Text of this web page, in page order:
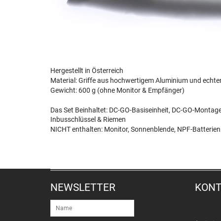
Hergestellt in Österreich
Material: Griffe aus hochwertigem Aluminium und
Gewicht: 600 g (ohne Monitor & Empfänger)
Das Set Beinhaltet: DC-GO-Basiseinheit, DC-GO-
Inbusschlüssel & Riemen
NICHT enthalten: Monitor, Sonnenblende, NPF-
NEWSLETTER